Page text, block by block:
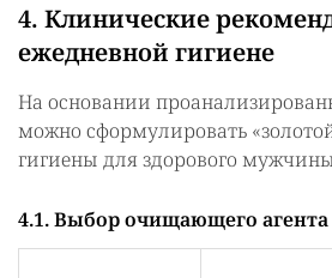
4. Клинические
ежедневной гигиене
На основании
можно сформулировать
гигиены для здорового
4.1. Выбор очищающего агента